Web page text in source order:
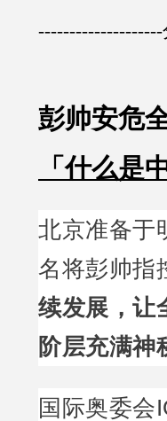
彭帅安危
「什么是
北京准备于
名将彭帅指
续发展，让
阶层充满神
国际奥委会